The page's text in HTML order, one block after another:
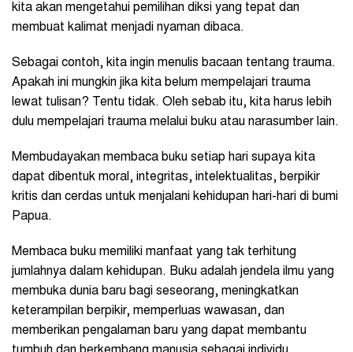
kita akan mengetahui pemilihan diksi yang tepat dan
membuat kalimat menjadi nyaman dibaca.
Sebagai contoh, kita ingin menulis bacaan tentang trauma.
Apakah ini mungkin jika kita belum mempelajari trauma
lewat tulisan? Tentu tidak. Oleh sebab itu, kita harus lebih
dulu mempelajari trauma melalui buku atau narasumber lain.
Membudayakan membaca buku setiap hari supaya kita
dapat dibentuk moral, integritas, intelektualitas, berpikir
kritis dan cerdas untuk menjalani kehidupan hari-hari di bumi
Papua.
Membaca buku memiliki manfaat yang tak terhitung
jumlahnya dalam kehidupan. Buku adalah jendela ilmu yang
membuka dunia baru bagi seseorang, meningkatkan
keterampilan berpikir, memperluas wawasan, dan
memberikan pengalaman baru yang dapat membantu